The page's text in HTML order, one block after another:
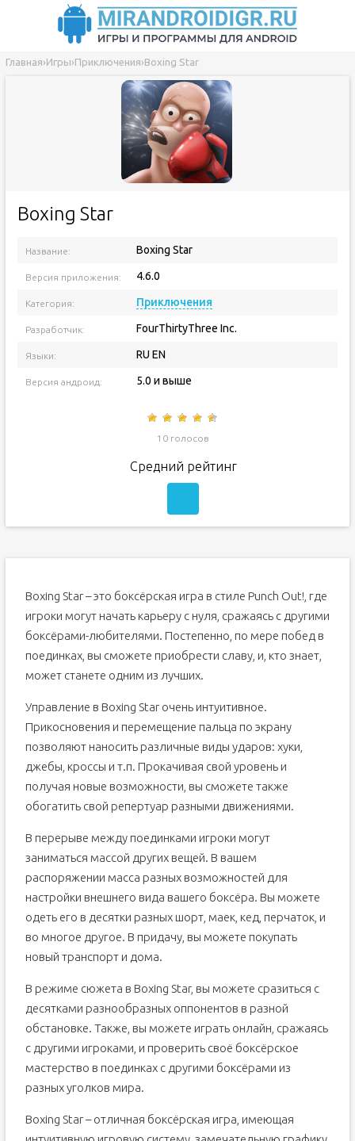
Главная›Игры›Приключения›Boxing Star
Boxing Star
Название: Boxing Star
Версия приложения: 4.6.0
Категория: Приключения
Разработчик: FourThirtyThree Inc.
Языки: RU EN
Версия андроид: 5.0 и выше
10 голосов
Средний рейтинг
Boxing Star – это боксёрская игра в стиле Punch Out!, где
игроки могут начать карьеру с нуля, сражаясь с другими
боксёрами-любителями. Постепенно, по мере побед в
поединках, вы сможете приобрести славу, и, кто знает,
может станете одним из лучших.
Управление в Boxing Star очень интуитивное.
Прикосновения и перемещение пальца по экрану
позволяют наносить различные виды ударов: хуки,
джебы, кроссы и т.п. Прокачивая свой уровень и
получая новые возможности, вы сможете также
обогатить свой репертуар разными движениями.
В перерыве между поединками игроки могут
заниматься массой других вещей. В вашем
распоряжении масса разных возможностей для
настройки внешнего вида вашего боксёра. Вы можете
одеть его в десятки разных шорт, маек, кед, перчаток, и
во многое другое. В придачу, вы можете покупать
новый транспорт и дома.
В режиме сюжета в Boxing Star, вы можете сразиться с
десятками разнообразных оппонентов в разной
обстановке. Также, вы можете играть онлайн, сражаясь
с другими игроками, и проверить своё боксёрское
мастерство в поединках с другими боксёрами из
разных уголков мира.
Boxing Star – отличная боксёрская игра, имеющая